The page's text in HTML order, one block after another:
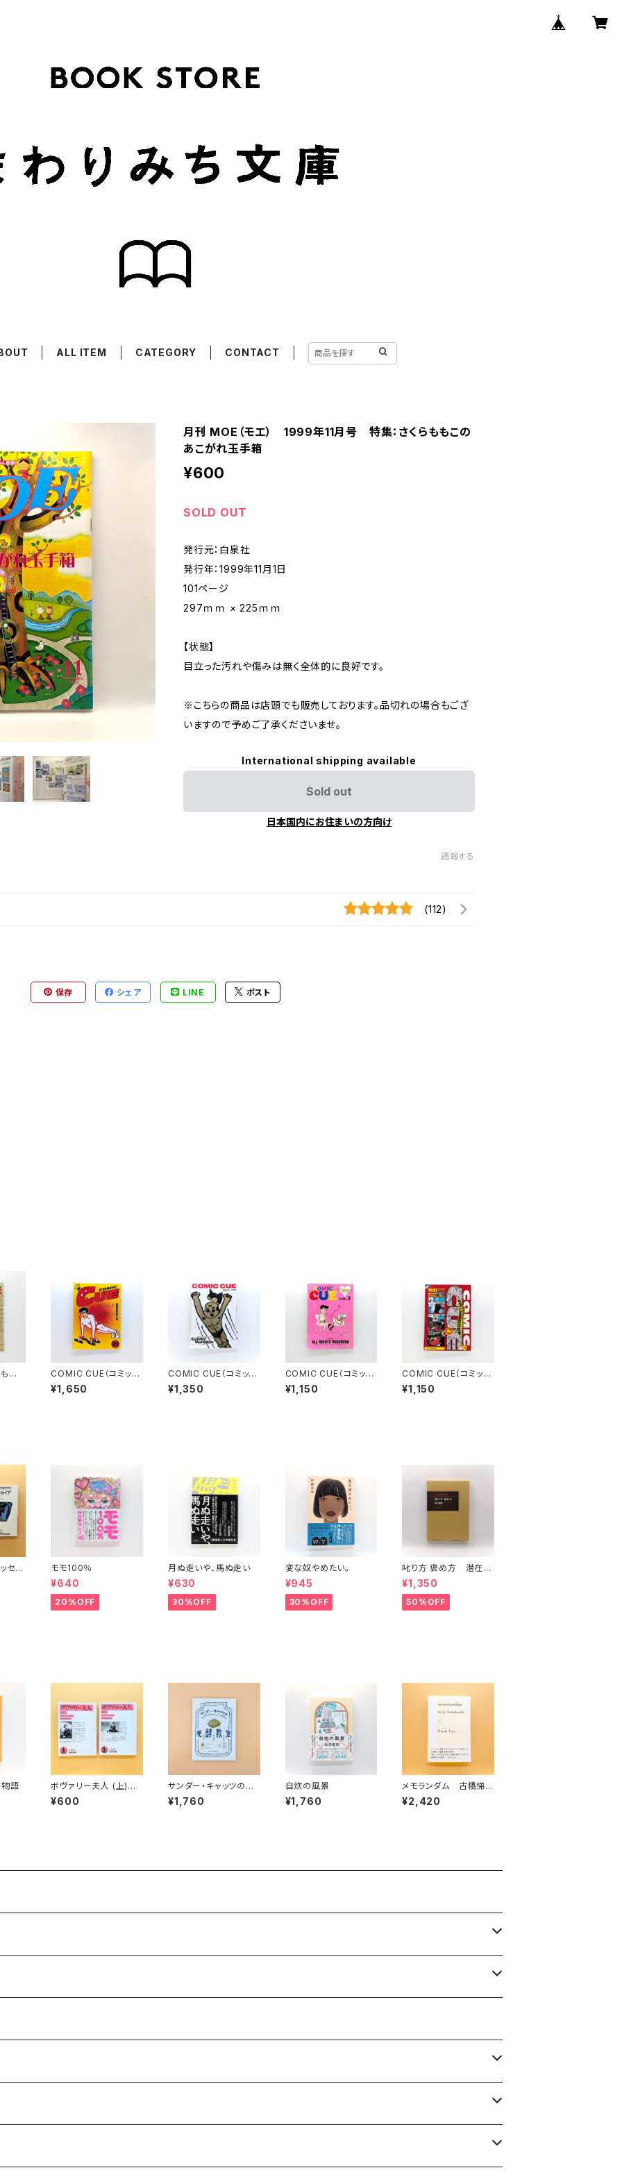
ALL ITEM CATEGORY CONTACT
月刊 MOE（モエ） 1999年11月号 特集：さくらももこの
あこがれ玉手箱
¥600
SOLD OUT
発行元：白泉社
発行年：1999年11月1日
101ページ
297ｍｍ × 225ｍｍ
【状態】
目立った汚れや傷みは無く全体的に良好です。
※こちらの商品は店頭でも販売しております。品切れの場合もござ
いますので予めご了承くださいませ。
International shipping available
Sold out
日本国内にお住まいの方向け
通報する
(112)
保存 シェア LINE ポスト
の
COMIC CUE（コミッ
ク・キュー）Vol.１ 創刊
号 江口寿史責任編集
¥1,650
COMIC CUE（コミッ
ク・キュー）Vol.２ 江
口寿史責任編集
¥1,350
COMIC CUE（コミッ
ク・キュー）Vol.３ 江
口寿史責任編集
¥1,150
COMIC CUE（コミッ
ク・キュー）Vol.４ 江
口寿史責任編集
¥1,150
セイ
モモ100％
¥640
20%OFF
月ぬ走いや、馬ぬ走い
¥630
30%OFF
変な奴やめたい。
¥945
30%OFF
叱り方 褒め方 潜在意
識教育法叢書
¥1,350
50%OFF
語
ボヴァリー夫人 (上)
(下)（岩波文庫）
¥600
サンダー・キャッツの発
酵教室
¥1,760
自炊の風景
¥1,760
メモランダム 古橋悌
二
¥2,420